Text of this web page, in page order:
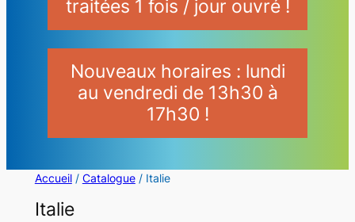
traitées 1 fois / jour ouvré !
Nouveaux horaires : lundi
au vendredi de 13h30 à
17h30 !
Accueil/ Catalogue/ Italie
Italie